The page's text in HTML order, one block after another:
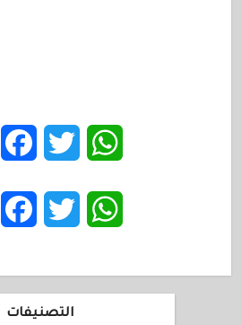
WhatsApp
Twitter
WhatsApp
Twitter
التصنيفات